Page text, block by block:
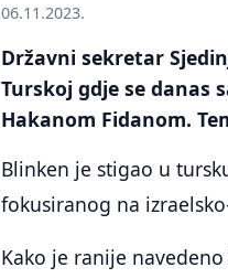
06.11.2023.
Državni sekretar
Turskoj gdje se danas
Hakanom Fidanom.
Blinken je stigao u
fokusiranog na
Kako je ranije